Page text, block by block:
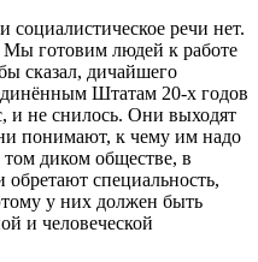
речи нет.
Мы готовим людей к работе
сказал, дичайшего
Штатам 20-х годов
и не снилось. Они выходят
понимают, к чему им надо
диком обществе, в
обретают специальность,
у них должен быть
и человеческой